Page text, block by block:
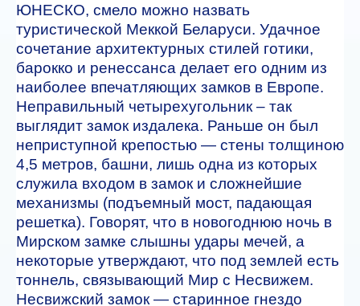
ЮНЕСКО, смело можно назвать
туристической Меккой Беларуси. Удачное
сочетание архитектурных стилей готики,
барокко и ренессанса делает его одним из
наиболее впечатляющих замков в Европе.
Неправильный четырехугольник – так
выглядит замок издалека. Раньше он был
неприступной крепостью — стены толщиною
4,5 метров, башни, лишь одна из которых
служила входом в замок и сложнейшие
механизмы (подъемный мост, падающая
решетка). Говорят, что в новогоднюю ночь в
Мирском замке слышны удары мечей, а
некоторые утверждают, что под землей есть
тоннель, связывающий Мир с Несвижем.
Несвижский замок — старинное гнездо